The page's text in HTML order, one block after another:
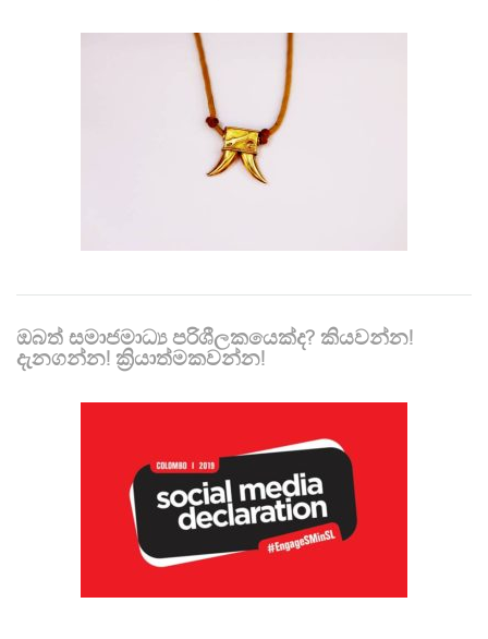
ඔබත් සමාජමාධ්‍ය පරිශීලකයෙක්ද? කියවන්න!
දැනගන්න! ක්‍රියාත්මකවන්න!